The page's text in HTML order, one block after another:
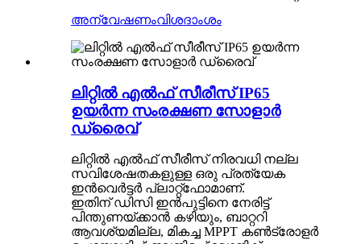
അന്വേഷണംവിശദാംശം
ലിറ്റിൽ എൽഫ് സീരീസ് IP65
ഉയർന്ന സംരക്ഷണ സോളാർ
ഡ്രൈവ്
ലിറ്റിൽ എൽഫ് സീരീസ് നിരവധി നല്ല
സവിശേഷതകളുള്ള ഒരു പ്രത്യേക
ഇൻവെർട്ടർ പ്ലാറ്റ്‌ഫോമാണ്.
ഇതിന് ഡിസി ഇൻപുട്ടിനെ നേരിട്ട്
പിന്തുണയ്ക്കാൻ കഴിയും, ബാറ്ററി
ആവശ്യമില്ല, മികച്ച MPPT കൺട്രോളർ